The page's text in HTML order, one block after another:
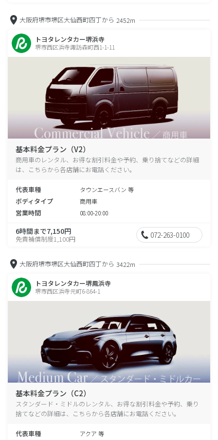
大阪府堺市堺区大仙西町四丁から 2452m
トヨタレンタカー堺浜寺
堺市西区浜寺諏訪森町西1-1-11
基本料金プラン（V2）
商用車のレンタル、お得な割引料金や予約、乗り捨てなどの詳細
は、こちらから各店舗にお電話ください。
代表車種 タウンエースバン 等
ボディタイプ 商用車
営業時間 08:00-20:00
6時間まで7,150円
免責補償制度1,100円 072-263-0100
大阪府堺市堺区大仙西町四丁から 3422m
トヨタレンタカー堺鳳浜寺
堺市西区浜寺元町6-864-1
基本料金プラン（C2）
スタンダード・ミドルのレンタル、お得な割引料金や予約、乗り
捨てなどの詳細は、こちらから各店舗にお電話ください。
代表車種 アクア 等